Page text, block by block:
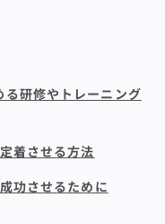
研修やトレーニング
着させる方法
功させるために